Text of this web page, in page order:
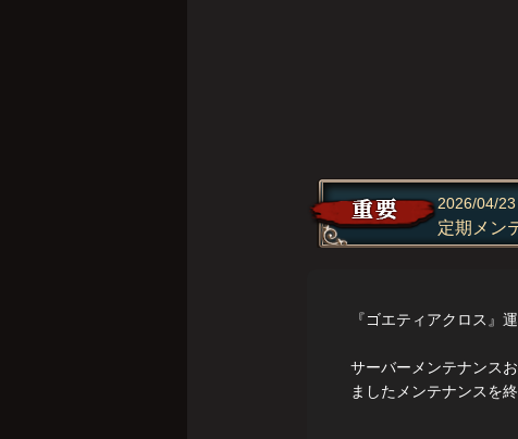
2026/04/
定期メン
『ゴエティアクロス』
サーバーメンテナンス
ましたメンテナンスを